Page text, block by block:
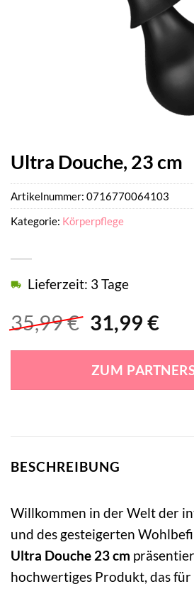
Ultra Douche, 23 cm
35,99€
war:
35,99 €
31,99 €
ist:
Lieferzeit: 3 Tage
ZUM
Artikelnummer: 0716770064103
Kategorie: Körperpflege
BESCHREIBUNG
Willkommen in der Welt der
und des gesteigerten
Ultra Douche 23 cm
hochwertiges Produkt, das